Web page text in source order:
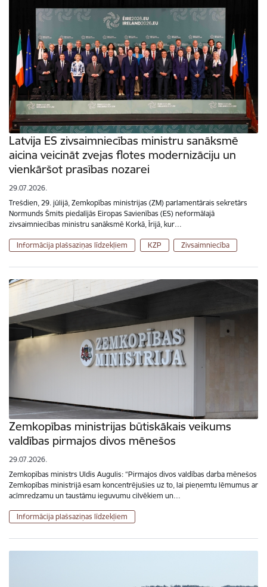
Latvija ES zivsaimniecības ministru sanāksmē
aicina veicināt zvejas flotes modernizāciju un
vienkāršot prasības nozarei
29.07.2026.
Trešdien, 29. jūlijā, Zemkopības ministrijas (ZM) parlamentārais sekretārs
Normunds Šmits piedalījās Eiropas Savienības (ES) neformālajā
zivsaimniecības ministru sanāksmē Korkā, Īrijā, kur…
Informācija plašsaziņas līdzekļiem KZP Zivsaimniecība
Zemkopības ministrijas būtiskākais veikums
valdības pirmajos divos mēnešos
29.07.2026.
Zemkopības ministrs Uldis Augulis: “Pirmajos divos valdības darba mēnešos
Zemkopības ministrijā esam koncentrējušies uz to, lai pieņemtu lēmumus ar
acīmredzamu un taustāmu ieguvumu cilvēkiem un…
Informācija plašsaziņas līdzekļiem